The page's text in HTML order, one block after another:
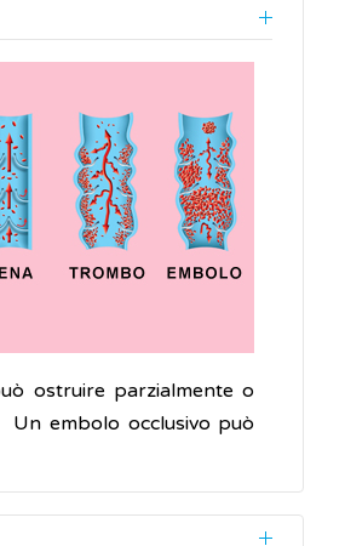
ostruire parzialmente o
Un embolo occlusivo può